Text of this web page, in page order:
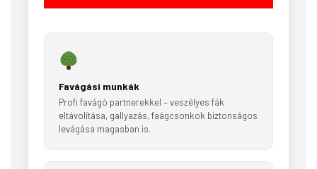
Favágási munkák
Profi favágó partnerekkel – veszélyes fák
eltávolítása, gallyazás, faágcsonkok biztonságos
levágása magasban is.